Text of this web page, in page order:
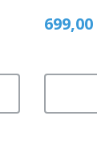
699,00